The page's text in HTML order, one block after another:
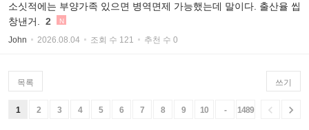
소싯적에는 부양가족 있으면 병역면제 가능했는데 말이다. 출산율 씹
창낸거.
2 N
John 2026.08.04 조회 수 121 추천 수 0
목록 쓰기
1 2 3 4 5 6 7 8 9 10 - 1489  